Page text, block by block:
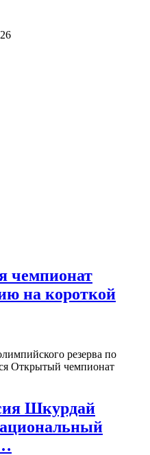
чемпионат
на короткой
резерва по
Открытый чемпионат
Шкурдай